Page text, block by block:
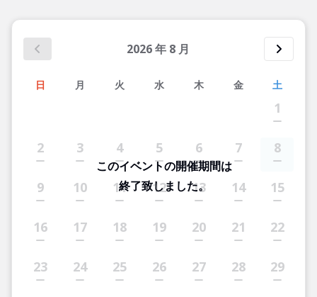
2026年 8 月
日 月 火 水 木 金 土
1
2 3 4 5 6 7 8
9 10 11 12 13 14 15
16 17 18 19 20 21 22
23 24 25 26 27 28 29
このイベントの開催期間は
終了致しました。